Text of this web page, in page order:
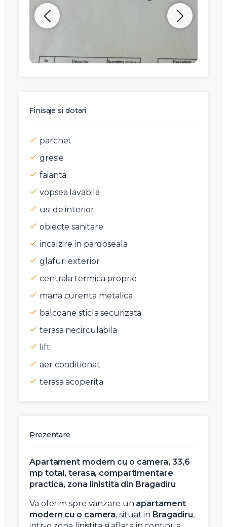
Finisaje si dotari
parchet
gresie
faianta
vopsea lavabila
usi de interior
obiecte sanitare
incalzire in pardoseala
glafuri exterior
centrala termica proprie
mana curenta metalica
balcoane sticla securizata
terasa necirculabila
lift
aer conditionat
terasa acoperita
Prezentare
Apartament modern cu o camera, 33,6
mp total, terasa, compartimentare
practica, zona linistita din Bragadiru
Va oferim spre vanzare un apartament
modern cu o camera, situat in Bragadiru,